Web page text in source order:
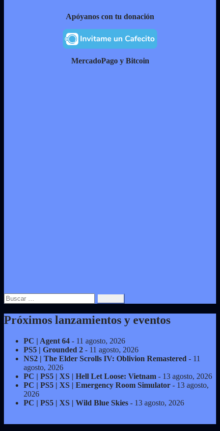
Apóyanos con tu donación
MercadoPago y Bitcoin
Buscar:
Próximos lanzamientos y eventos
PC | Agent 64 - 11 agosto, 2026
PS5 | Grounded 2 - 11 agosto, 2026
NS2 | The Elder Scrolls IV: Oblivion Remastered - 11
agosto, 2026
PC | PS5 | XS | Hell Let Loose: Vietnam - 13 agosto, 2026
PC | PS5 | XS | Emergency Room Simulator - 13 agosto,
2026
PC | PS5 | XS | Wild Blue Skies - 13 agosto, 2026